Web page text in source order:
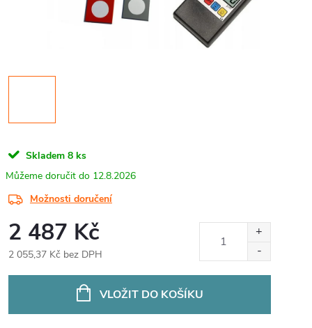
Skladem 8 ks
12.8.2026
Možnosti doručení
2 487 Kč
2 055,37 Kč bez DPH
VLOŽIT DO KOŠÍKU